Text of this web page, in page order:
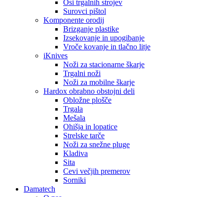
Osi trgalnih strojev
Surovci pištol
Komponente orodij
Brizganje plastike
Izsekovanje in upogibanje
Vroče kovanje in tlačno litje
iKnives
Noži za stacionarne škarje
Trgalni noži
Noži za mobilne škarje
Hardox obrabno obstojni deli
Obložne plošče
Trgala
Mešala
Ohišja in lopatice
Strelske tarče
Noži za snežne pluge
Kladiva
Sita
Cevi večjih premerov
Sorniki
Damatech